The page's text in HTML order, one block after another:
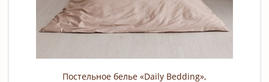
Постельное белье «Daily Bedding»,